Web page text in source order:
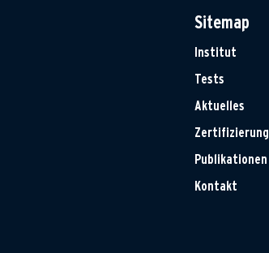
Sitemap
Institut
Tests
Aktuelles
Zertifizierung
Publikationen
Kontakt